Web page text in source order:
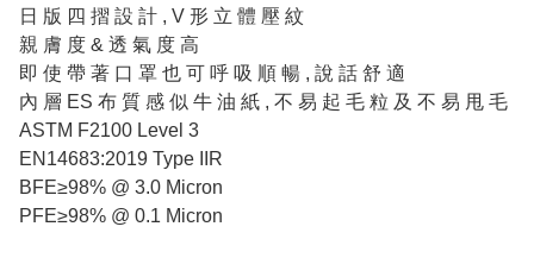
日 版 四 摺 設 計 , V 形 立 體 壓 紋
親 膚 度 & 透 氣 度 高
即 使 帶 著 口 罩 也 可 呼 吸 順 暢 , 說 話 舒 適
內 層 ES 布 質 感 似 牛 油 紙 , 不 易 起 毛 粒 及 不 易 甩 毛
ASTM F2100 Level 3
EN14683:2019 Type IIR
BFE≥98% @ 3.0 Micron
PFE≥98% @ 0.1 Micron